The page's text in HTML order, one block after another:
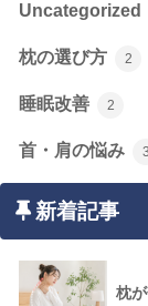
Uncategorized
枕の選び方 2
睡眠改善 2
首・肩の悩み 3
新着記事
枕